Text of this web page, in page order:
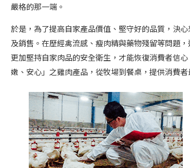
嚴格的那一端。
於是，為了提高自家產品價值、堅守好的品質，決
及銷售。在歷經禽流感、瘦肉精與藥物殘留等問題
更加堅持自家肉品的安全衛生，才能恢復消費者信
嫩、安心」之雞肉產品，從牧場到餐桌，提供消費